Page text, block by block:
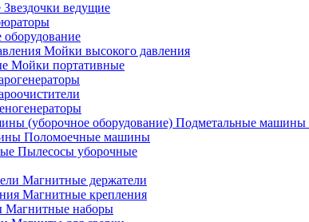
Звездочки ведущие
Мойки высокого давления
Мойки портативные
Подметальные машины
Поломоечные машины
Пылесосы уборочные
Магнитные держатели
Магнитные крепления
Магнитные наборы